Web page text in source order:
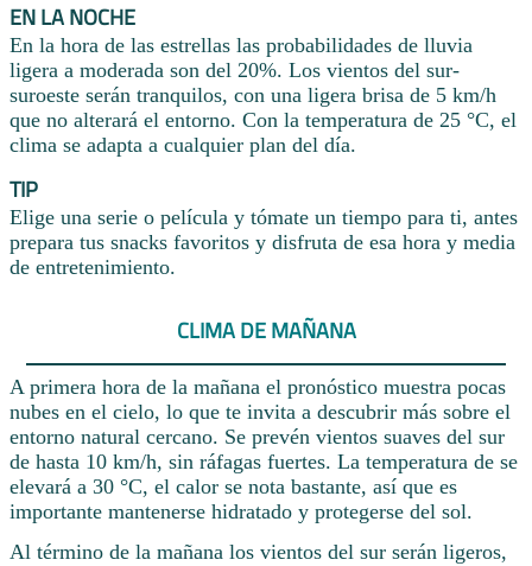
EN LA NOCHE
En la hora de las estrellas las probabilidades de lluvia
ligera a moderada son del 20%. Los vientos del sur-
suroeste serán tranquilos, con una ligera brisa de 5 km/h
que no alterará el entorno. Con la temperatura de 25 °C, el
clima se adapta a cualquier plan del día.
TIP
Elige una serie o película y tómate un tiempo para ti, antes
prepara tus snacks favoritos y disfruta de esa hora y media
de entretenimiento.
CLIMA DE MAÑANA
A primera hora de la mañana el pronóstico muestra pocas
nubes en el cielo, lo que te invita a descubrir más sobre el
entorno natural cercano. Se prevén vientos suaves del sur
de hasta 10 km/h, sin ráfagas fuertes. La temperatura de se
elevará a 30 °C, el calor se nota bastante, así que es
importante mantenerse hidratado y protegerse del sol.
Al término de la mañana los vientos del sur serán ligeros,